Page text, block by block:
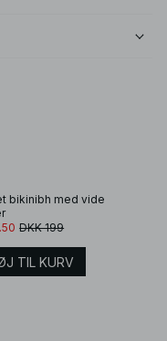
bikinibh med vide
DKK 199
TIL KURV